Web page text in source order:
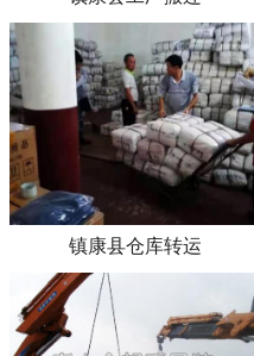
镇康县仓库转运